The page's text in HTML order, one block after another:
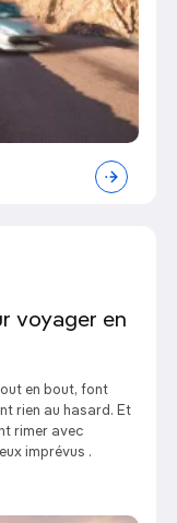
voyager en
en bout, font
rien au hasard. Et
rimer avec
imprévus .